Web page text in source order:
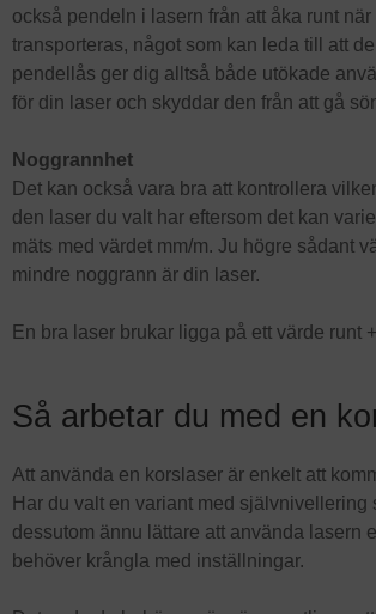
också pendeln i lasern från att åka runt när
transporteras, något som kan leda till att
pendellås ger dig alltså både utökade
för din laser och skyddar den från att gå
Noggrannhet
Det kan också vara bra att kontrollera
den laser du valt har eftersom det kan
mäts med värdet mm/m. Ju högre sådant
mindre noggrann är din laser.
En bra laser brukar ligga på ett värde runt
Så arbetar du med en
Att använda en korslaser är enkelt att
Har du valt en variant med självnivellering
dessutom ännu lättare att använda lasern
behöver krångla med inställningar.